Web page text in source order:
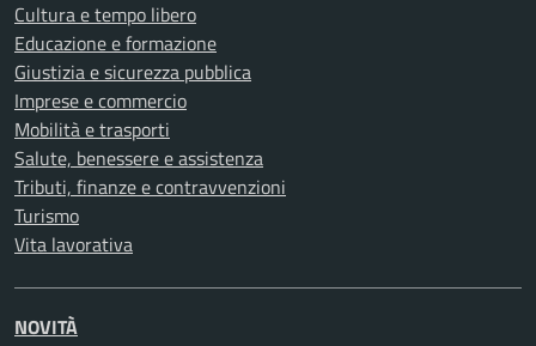
Cultura e tempo libero
Educazione e formazione
Giustizia e sicurezza pubblica
Imprese e commercio
Mobilità e trasporti
Salute, benessere e assistenza
Tributi, finanze e contravvenzioni
Turismo
Vita lavorativa
NOVITÀ